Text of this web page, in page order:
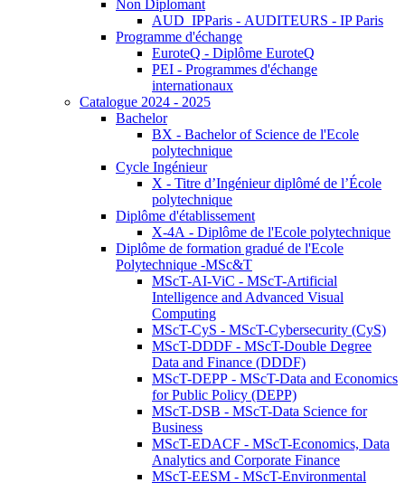
Non Diplomant
AUD_IPParis - AUDITEURS - IP Paris
Programme d'échange
EuroteQ - Diplôme EuroteQ
PEI - Programmes d'échange
internationaux
Catalogue 2024 - 2025
Bachelor
BX - Bachelor of Science de l'Ecole
polytechnique
Cycle Ingénieur
X - Titre d’Ingénieur diplômé de l’École
polytechnique
Diplôme d'établissement
X-4A - Diplôme de l'Ecole polytechnique
Diplôme de formation gradué de l'Ecole
Polytechnique -MSc&T
MScT-AI-ViC - MScT-Artificial
Intelligence and Advanced Visual
Computing
MScT-CyS - MScT-Cybersecurity (CyS)
MScT-DDDF - MScT-Double Degree
Data and Finance (DDDF)
MScT-DEPP - MScT-Data and Economics
for Public Policy (DEPP)
MScT-DSB - MScT-Data Science for
Business
MScT-EDACF - MScT-Economics, Data
Analytics and Corporate Finance
MScT-EESM - MScT-Environmental